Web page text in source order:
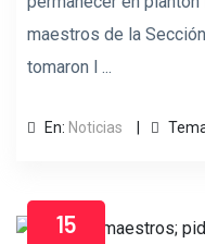
maestros de la
tomaron l ...
En: Noticias
15